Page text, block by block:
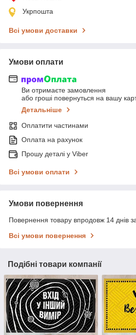
Укрпошта
Всі умови доставки
Умови оплати
Ви отримаєте замовлення
або гроші повернуться на вашу
Детальніше
Оплатити частинами
Оплата на рахунок
Прошу деталі у Viber
Всі умови оплати
Умови повернення
Повернення товару впродовж 14 днів
Всі умови повернення
Подібні товари компанії